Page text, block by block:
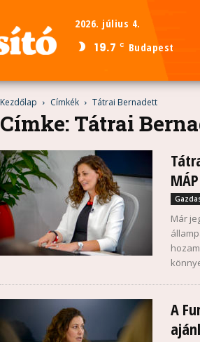
2026. július 4.
19.7 C Budapest
Kezdőlap Címkék Tátrai Bernadett
Címke: Tátrai
Már
A